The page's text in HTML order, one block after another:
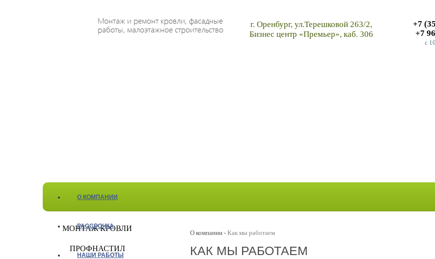
Монтаж и ремонт кровли, фасадные
работы, малоэтажное строительство
г. Оренбург, ул.Терешковой 263/2,
Бизнес центр «Премьер», каб. 306
+7
+7
c
О КОМПАНИИ
РАССРОЧКА
НАШИ РАБОТЫ
МОНТАЖ КРОВЛИ
ПРОФНАСТИЛ
О компании - Как мы работаем
КАК МЫ РАБОТАЕМ